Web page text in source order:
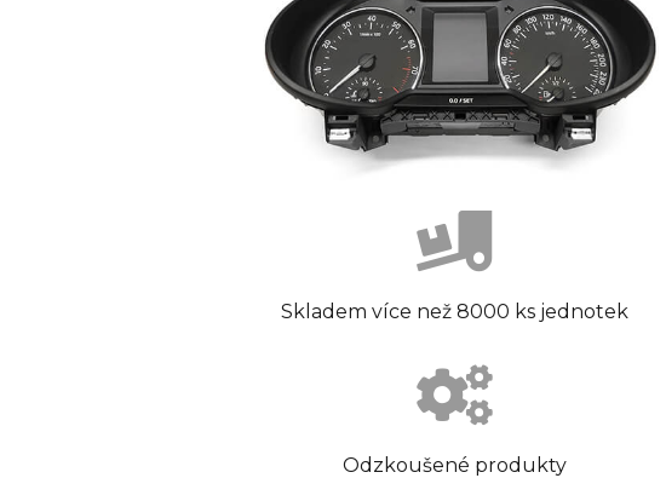
Skladem více než 8000 ks jednotek
Odzkoušené produkty